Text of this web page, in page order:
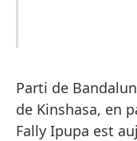
Parti de
de Kinshasa, en
Fally Ipupa est